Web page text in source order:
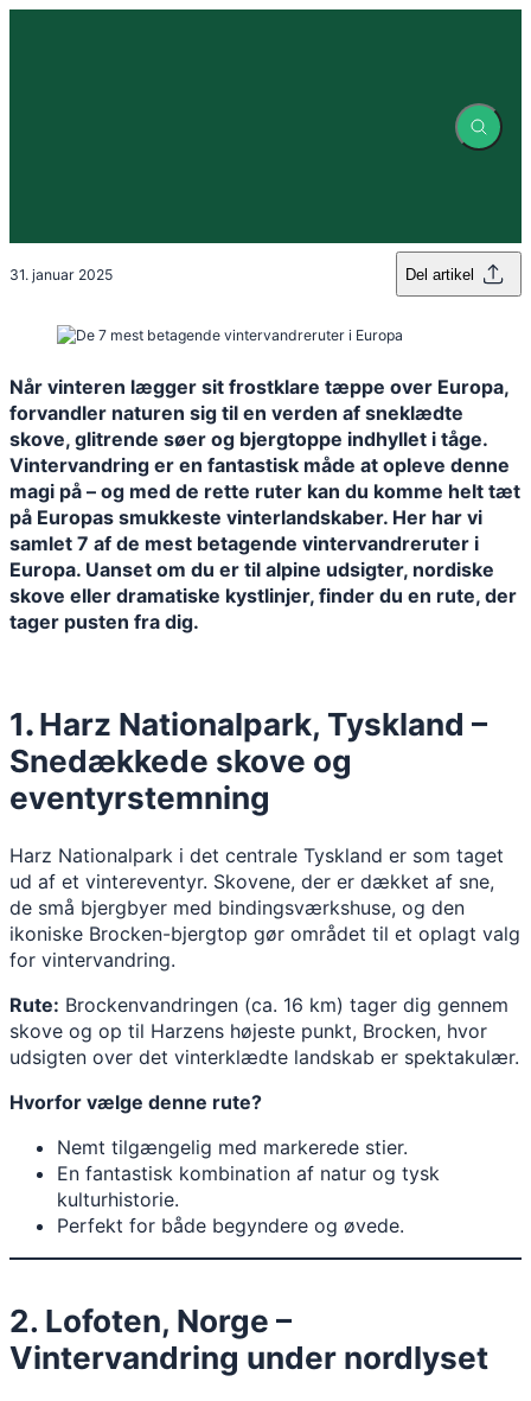
31. januar 2025 Del artikel
Når vinteren lægger sit frostklare tæppe over Europa,
forvandler naturen sig til en verden af sneklædte
skove, glitrende søer og bjergtoppe indhyllet i tåge.
Vintervandring er en fantastisk måde at opleve denne
magi på – og med de rette ruter kan du komme helt tæt
på Europas smukkeste vinterlandskaber. Her har vi
samlet 7 af de mest betagende vintervandreruter i
Europa. Uanset om du er til alpine udsigter, nordiske
skove eller dramatiske kystlinjer, finder du en rute, der
tager pusten fra dig.
1.Harz Nationalpark, Tyskland –
Snedækkede skove og
eventyrstemning
Harz Nationalpark i det centrale Tyskland er som taget
ud af et vintereventyr. Skovene, der er dækket af sne,
de små bjergbyer med bindingsværkshuse, og den
ikoniske Brocken-bjergtop gør området til et oplagt valg
for vintervandring.
Rute: Brockenvandringen (ca. 16 km) tager dig gennem
skove og op til Harzens højeste punkt, Brocken, hvor
udsigten over det vinterklædte landskab er spektakulær.
Hvorfor vælge denne rute?
Nemt tilgængelig med markerede stier.
En fantastisk kombination af natur og tysk
kulturhistorie.
Perfekt for både begyndere og øvede.
2. Lofoten, Norge –
Vintervandring under nordlyset